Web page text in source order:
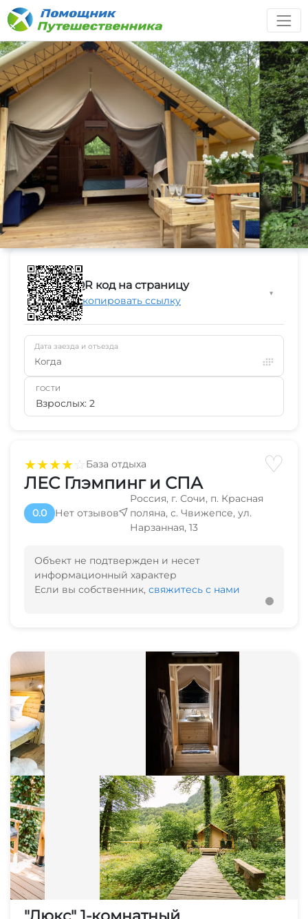
★★★★☆База отдыха ♡
ЛЕС Глэмпинг и СПА
0.0 Нет отзывов
Россия, г. Сочи, п. Красная
поляна, с. Чвижепсе, ул.
Нарзанная, 13
Объект не подтвержден и несет
информационный характер
Если вы собственник, свяжитесь с нами
QR код на страницу
Скопировать ссылку
▼
Дата заезда и отъезда
Когда
ГОСТИ
Взрослых: 2